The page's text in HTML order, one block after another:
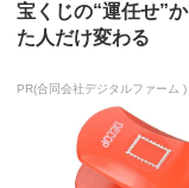
宝くじの“運任せ”
た人だけ変わる
PR(合同会社デジタルファーム )